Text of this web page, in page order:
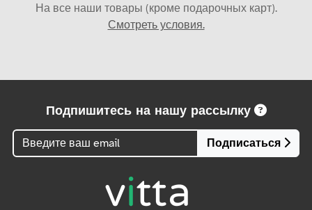
На все наши товары (кроме подарочных карт).
Смотреть условия.
Подпишитесь на нашу рассылку
Подписаться